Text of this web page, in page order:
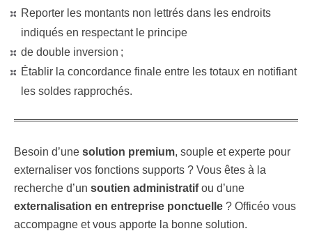
Reporter les montants non lettrés dans les endroits
indiqués en respectant le principe
de double inversion ;
Établir la concordance finale entre les totaux en notifiant
les soldes rapprochés.
Besoin d’une solution premium, souple et experte pour
externaliser vos fonctions supports ? Vous êtes à la
recherche d’un soutien administratifou d’une
externalisation en entreprise ponctuelle ? Officéo vous
accompagne et vous apporte la bonne solution.